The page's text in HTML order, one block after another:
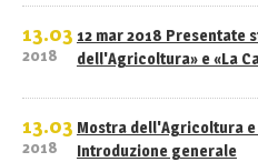
13.03
2018
12 mar 2018 Presentate
dell'Agricoltura» e «La
13.03
2018
Mostra dell'Agricoltura e
Introduzione generale